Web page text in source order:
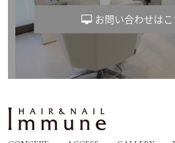
お問い合わせは